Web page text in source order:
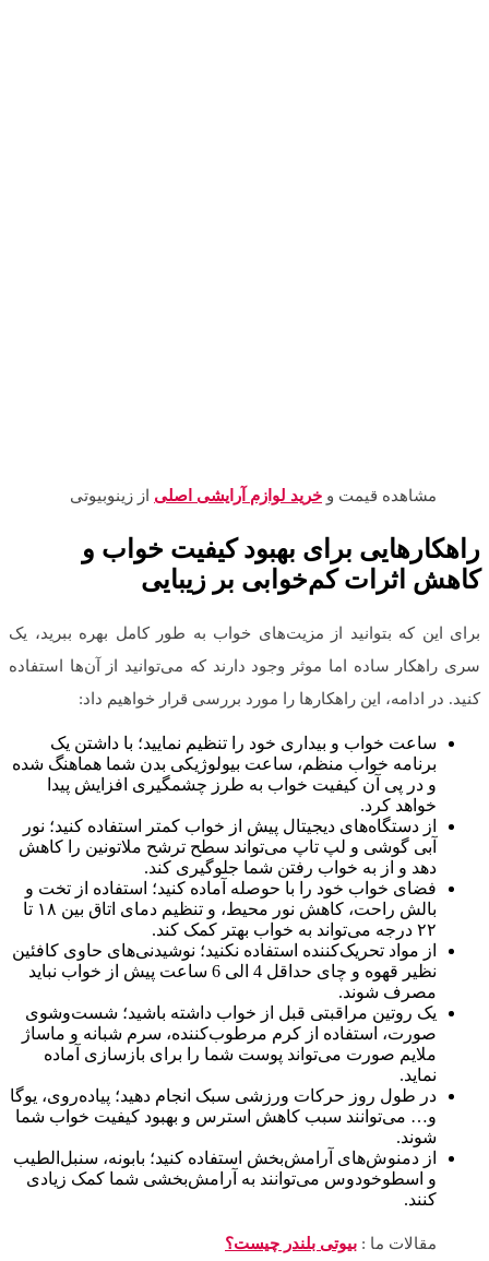
مشاهده قیمت و خرید لوازم آرایشی اصلی از زینوبیوتی
راهکارهایی برای بهبود کیفیت خواب و
کاهش اثرات کم‌خوابی بر زیبایی
برای این که بتوانید از مزیت‌های خواب به طور کامل بهره ببرید، یک
سری راهکار ساده اما موثر وجود دارند که می‌توانید از آن‌ها استفاده
کنید. در ادامه، این راهکارها را مورد بررسی قرار خواهیم داد:
ساعت خواب و بیداری خود را تنظیم نمایید؛ با داشتن یک
برنامه خواب منظم، ساعت بیولوژیکی بدن شما هماهنگ شده
و در پی آن کیفیت خواب به طرز چشمگیری افزایش پیدا
خواهد کرد.
از دستگاه‌های دیجیتال پیش از خواب کمتر استفاده کنید؛ نور
آبی گوشی و لپ تاپ می‌تواند سطح ترشح ملاتونین را کاهش
دهد و از به خواب رفتن شما جلوگیری کند.
فضای خواب خود را با حوصله آماده کنید؛ استفاده از تخت و
بالش راحت، کاهش نور محیط، و تنظیم دمای اتاق بین ۱۸ تا
۲۲ درجه می‌تواند به خواب بهتر کمک کند.
از مواد تحریک‌کننده استفاده نکنید؛ نوشیدنی‌های حاوی کافئین
نظیر قهوه و چای حداقل 4 الی 6 ساعت پیش از خواب نباید
مصرف شوند.
یک روتین مراقبتی قبل از خواب داشته باشید؛ شست‌وشوی
صورت، استفاده از کرم مرطوب‌کننده، سرم شبانه و ماساژ
ملایم صورت می‌تواند پوست شما را برای بازسازی آماده
نماید.
در طول روز حرکات ورزشی سبک انجام دهید؛ پیاده‌روی، یوگا
و… می‌توانند سبب کاهش استرس و بهبود کیفیت خواب شما
شوند.
از دمنوش‌های آرامش‌بخش استفاده کنید؛ بابونه، سنبل‌الطیب
و اسطوخودوس می‌توانند به آرامش‌بخشی شما کمک زیادی
کنند.
مقالات ما : بیوتی بلندر چیست؟